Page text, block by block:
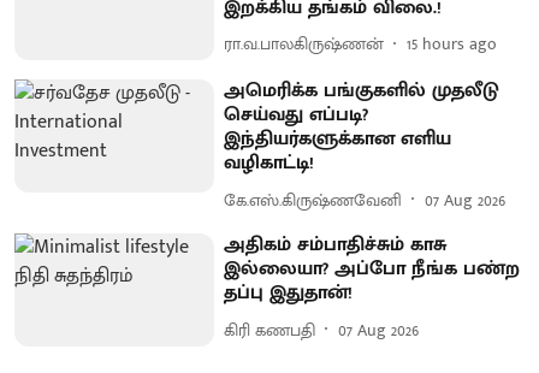
இறக்கிய தங்கம் விலை.!
ரா.வ.பாலகிருஷ்ணன் 15 hours ago
அமெரிக்க பங்குகளில் முதலீடு
செய்வது எப்படி?
இந்தியர்களுக்கான எளிய
வழிகாட்டி!
கே.எஸ்.கிருஷ்ணவேனி 07 Aug 2026
அதிகம் சம்பாதிச்சும் காசு
இல்லையா? அப்போ நீங்க பண்ற
தப்பு இதுதான்!
கிரி கணபதி 07 Aug 2026